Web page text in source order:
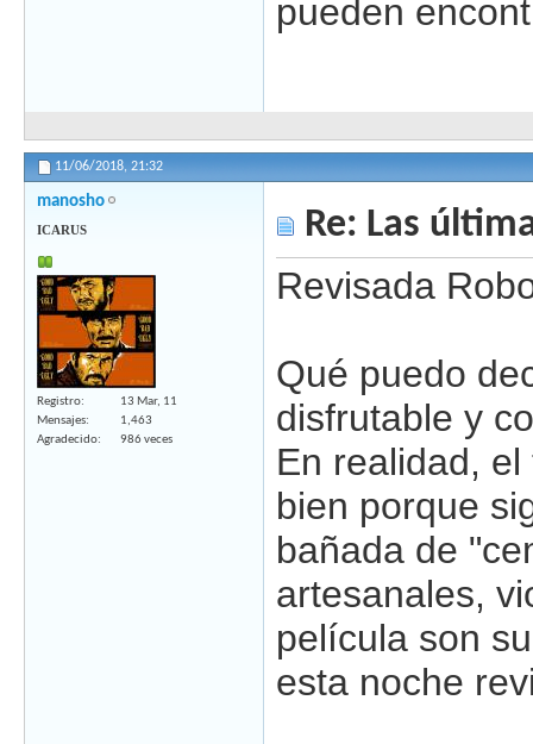
pueden
11/06/2018, 21:32
manosho
ICARUS
Registro
13 Mar, 11
Mensajes
1,463
Agradecido
986 veces
Re: Las
Revisada
Qué puedo
disfrutable y
En realidad,
bien porque
bañada de
artesanales,
película son
esta noche